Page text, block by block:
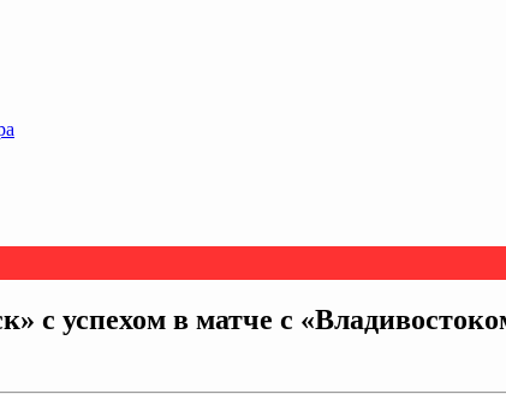
с успехом в матче с